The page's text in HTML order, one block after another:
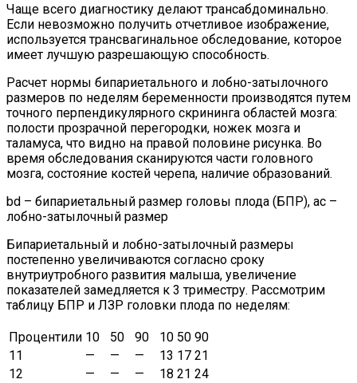
Чаще всего диагностику делают трансабдоминально.
Если невозможно получить отчетливое изображение,
используется трансвагинальное обследование, которое
имеет лучшую разрешающую способность.
Расчет нормы бипариетального и лобно-затылочного
размеров по неделям беременности производятся путем
точного перпендикулярного скрининга областей мозга:
полости прозрачной перегородки, ножек мозга и
таламуса, что видно на правой половине рисунка. Во
время обследования сканируются части головного
мозга, состояние костей черепа, наличие образований.
bd – бипариетальный размер головы плода (БПР), ac –
лобно-затылочный размер
Бипариетальный и лобно-затылочный размеры
постепенно увеличиваются согласно сроку
внутриутробного развития малыша, увеличение
показателей замедляется к 3 триместру. Рассмотрим
таблицу БПР и ЛЗР головки плода по неделям:
Процентили 10 50 90 10 50 90
11
— — — 13 17 21
12
— — — 18 21 24